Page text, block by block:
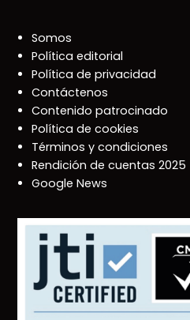
Somos
Política editorial
Política de privacidad
Contáctenos
Contenido patrocinado
Política de cookies
Términos y condiciones
Rendición de cuentas 2025
Google News